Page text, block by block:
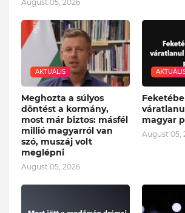
August 05, 2026
AKTUÁLIS
Meghozta a súlyos
döntést a kormány,
most már biztos: másfél
millió magyarról van
szó, muszáj volt
meglépni
August 05, 2026
magyar
August 05,